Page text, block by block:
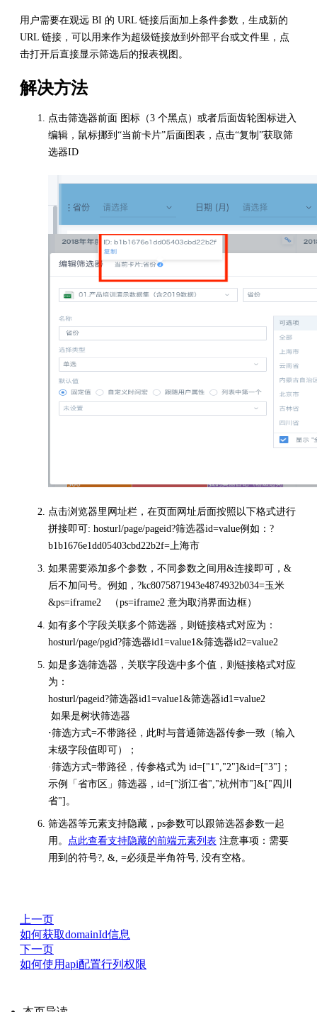
用户需要在观远 BI 的 URL 链接后面加上条件参数，生成新的
URL 链接，可以用来作为超级链接放到外部平台或文件里，点
击打开后直接显示筛选后的报表视图。
解决方法
点击筛选器前面 图标（3 个黑点）或者后面齿轮图标进入
编辑，鼠标挪到“当前卡片”后面图表，点击“复制”获取筛
选器ID
点击浏览器里网址栏，在页面网址后面按照以下格式进行
拼接即可: hosturl/page/pageid?筛选器id=value例如：?
b1b1676e1dd05403cbd22b2f=上海市
如果需要添加多个参数，不同参数之间用&连接即可，&
后不加问号。例如，?kc8075871943e4874932b034=玉米
&ps=iframe2 （ps=iframe2 意为取消界面边框）
如有多个字段关联多个筛选器，则链接格式对应为：
hosturl/page/pgid?筛选器id1=value1&筛选器id2=value2
如是多选筛选器，关联字段选中多个值，则链接格式对应
为：
hosturl/pageid?筛选器id1=value1&筛选器id1=value2
如果是树状筛选器
·筛选方式=不带路径，此时与普通筛选器传参一致（输入
末级字段值即可）；
·筛选方式=带路径，传参格式为 id=["1","2"]&id=["3"]；
示例「省市区」筛选器，id=["浙江省","杭州市"]&["四川
省"]。
筛选器等元素支持隐藏，ps参数可以跟筛选器参数一起
用。
点此查看支持隐藏的前端元素列表 注意事项：需要
用到的符号?, &, =必须是半角符号, 没有空格。
上一页
如何获取domainId信息
下一页
如何使用api配置行列权限